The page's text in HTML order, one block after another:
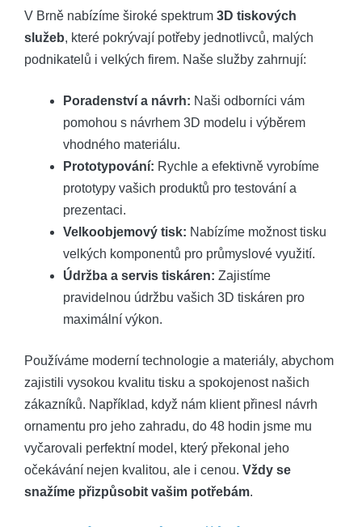
V Brně nabízíme široké spektrum 3D tiskových
služeb, které pokrývají potřeby jednotlivců, malých
podnikatelů i velkých firem. Naše služby zahrnují:
Poradenství a návrh: Naši odborníci vám
pomohou s návrhem 3D modelu i výběrem
vhodného materiálu.
Prototypování: Rychle a efektivně vyrobíme
prototypy vašich produktů pro testování a
prezentaci.
Velkoobjemový tisk: Nabízíme možnost tisku
velkých komponentů pro průmyslové využití.
Údržba a servis tiskáren: Zajistíme
pravidelnou údržbu vašich 3D tiskáren pro
maximální výkon.
Používáme moderní technologie a materiály, abychom
zajistili vysokou kvalitu tisku a spokojenost našich
zákazníků. Například, když nám klient přinesl návrh
ornamentu pro jeho zahradu, do 48 hodin jsme mu
vyčarovali perfektní model, který překonal jeho
očekávání nejen kvalitou, ale i cenou. Vždy se
snažíme přizpůsobit vašim potřebám.